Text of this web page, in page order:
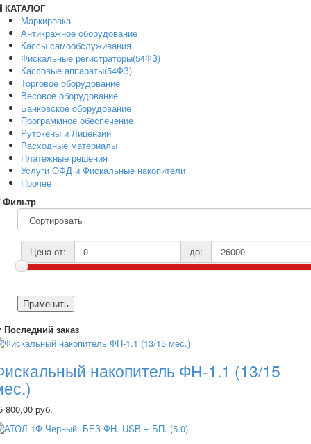
КАТАЛОГ
Маркировка
Антикражное оборудование
Кассы самообслуживания
Фискальные регистраторы(54ФЗ)
Кассовые аппараты(54ФЗ)
Торговое оборудование
Весовое оборудование
Банковское оборудование
Программное обеспечение
Рутокены и Лицензии
Расходные материалы
Платежные решения
Услуги ОФД и Фискальные накопители
Прочее
Фильтр
Цена от: до:
Применить
Последний заказ
накопитель ФН-1.1 (13/15
800,00 руб.